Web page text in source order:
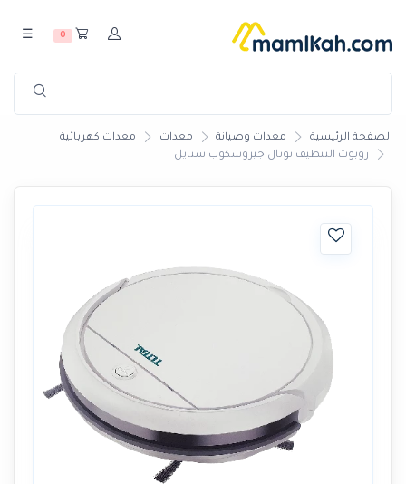
0
☰
الصفحة الرئيسية معدات وصيانة معدات
معدات كهربائية
روبوت التنظيف توتال جيروسكوب ستايل